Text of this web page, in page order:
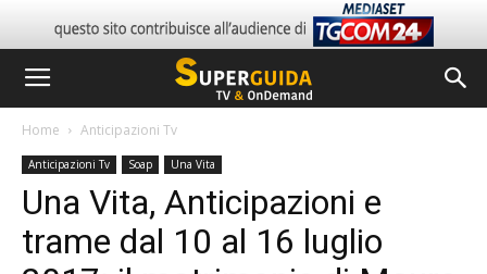
Home Anticipazioni Tv
Anticipazioni Tv Soap Una Vita
Una Vita, Anticipazioni e
trame dal 10 al 16 luglio